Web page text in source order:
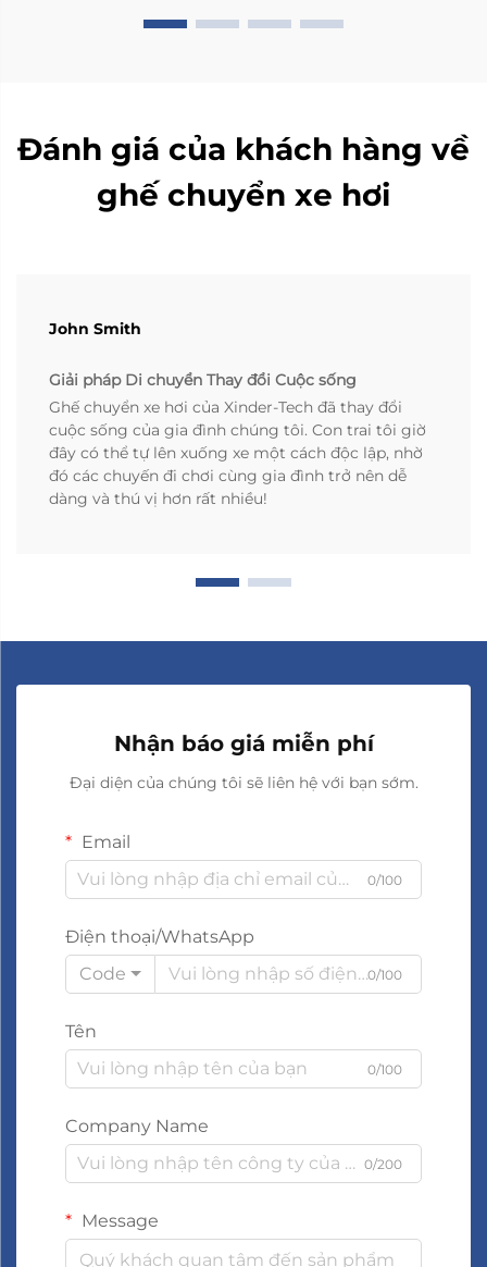
Đánh giá của khách hàng về
ghế chuyển xe hơi
John Smith
Giải pháp Di chuyển Thay đổi Cuộc sống
Ghế chuyển xe hơi của Xinder-Tech đã thay đổi
cuộc sống của gia đình chúng tôi. Con trai tôi giờ
đây có thể tự lên xuống xe một cách độc lập, nhờ
đó các chuyến đi chơi cùng gia đình trở nên dễ
dàng và thú vị hơn rất nhiều!
Nhận báo giá miễn phí
Đại diện của chúng tôi sẽ liên hệ với bạn sớm.
Email
0/100
Điện thoại/WhatsApp
Code
0/100
Tên
0/100
Company Name
0/200
Message